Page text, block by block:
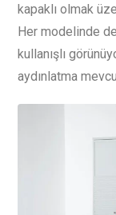
kapaklı olmak
Her modelinde
kullanışlı
aydınlatma